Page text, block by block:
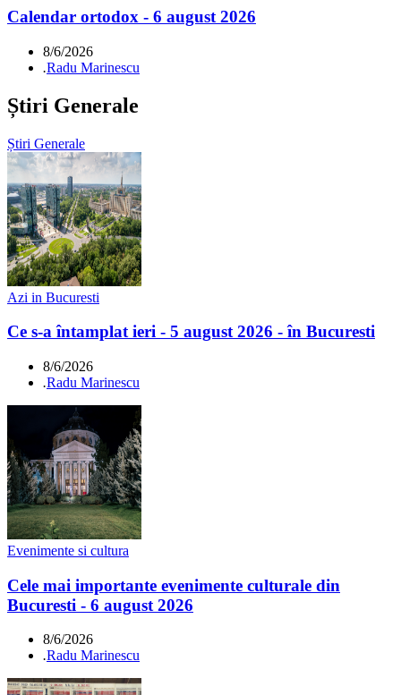
Calendar ortodox - 6 august 2026
8/6/2026
.Radu Marinescu
Știri Generale
Știri Generale
Azi in Bucuresti
Ce s-a întamplat ieri - 5 august 2026 - în Bucuresti
8/6/2026
.Radu Marinescu
Evenimente si cultura
Cele mai importante evenimente culturale din
Bucuresti - 6 august 2026
8/6/2026
.Radu Marinescu